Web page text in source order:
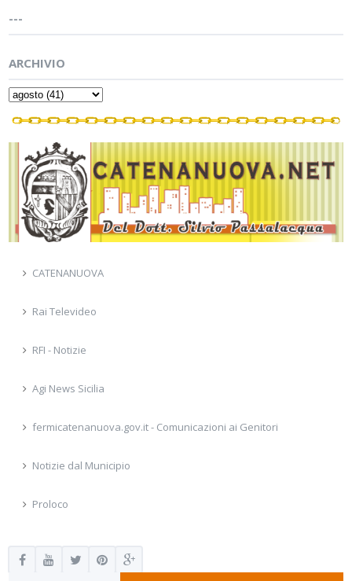
---
ARCHIVIO
CATENANUOVA
Rai Televideo
RFI - Notizie
Agi News Sicilia
fermicatenanuova.gov.it - Comunicazioni ai Genitori
Notizie dal Municipio
Proloco